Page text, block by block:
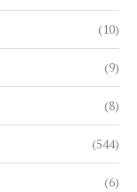
(10)
(9)
(8)
(544)
(6)